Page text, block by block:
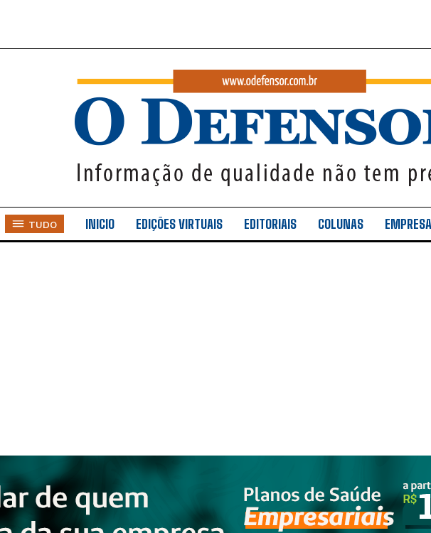
TUDO INICIO EDIÇÕES VIRTUAIS EDITORIAIS COLUNAS EMPRESA